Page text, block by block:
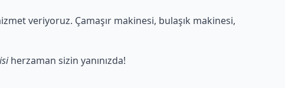
veriyoruz. Çamaşır makinesi, bulaşık makinesi,
herzaman sizin yanınızda!